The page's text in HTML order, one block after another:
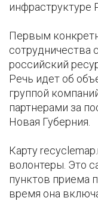
инфраструктуре
Первым
сотрудничества
российский
Речь идет об
группой
партнерами за
Новая Губерния.
Карту
волонтеры. Это
пунктов приема
время она